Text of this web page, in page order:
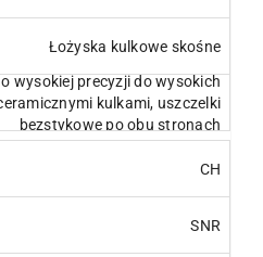
Łożyska kulkowe skośne
wysokiej precyzji do wysokich
kulkami, uszczelki
bezstykowe po obu stronach
CH
SNR